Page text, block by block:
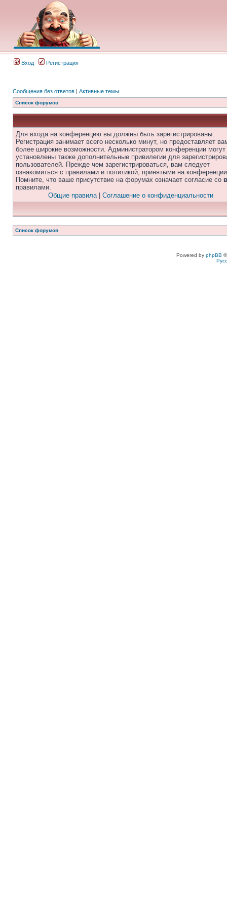
Вход Регистрация
Сообщения без ответов | Активные темы
Список форумов
Для входа на конференцию вы должны быть зарегистрированы.
Регистрация занимает всего несколько минут, но предоставляет
более широкие возможности. Администратором конференции
установлены также дополнительные привилегии для
пользователей. Прежде чем зарегистрироваться, вам следует
ознакомиться с правилами и политикой, принятыми на
Помните, что ваше присутствие на форумах означает согласие со
правилами.
Общие правила| Соглашение о конфиденциальности
Список форумов
Powered by phpBB